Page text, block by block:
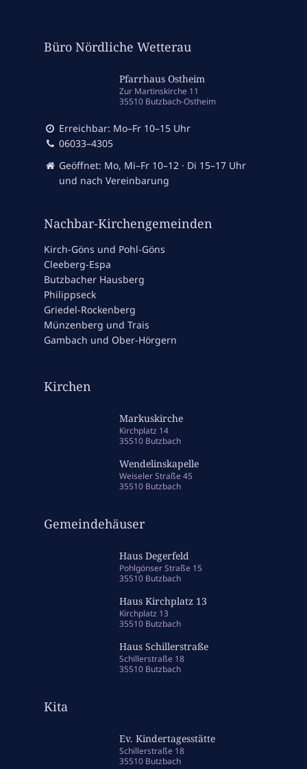
Büro Nördliche Wetterau
Pfarrhaus Ostheim
Zur Martinskirche 11
35510 Butzbach-Ostheim
Erreichbar: Mo–Fr 10–15 Uhr
06033–4305
Geöffnet: Mo, Mi–Fr 10–12 · Di 15–17 Uhr
und nach Vereinbarung
Nachbar-Kirchengemeinden
Kirch-Göns und Pohl-Göns
Cleeberg-Espa
Butzbacher Hausberg
Philippseck
Griedel-Rockenberg
Münzenberg und Trais
Gambach und Ober-Hörgern
Kirchen
Markuskirche
Kirchplatz 14
35510 Butzbach
Wendelinskapelle
Weiseler Straße 45
35510 Butzbach
Gemeindehäuser
Haus Degerfeld
Pohlgönser Straße 15
35510 Butzbach
Haus Kirchplatz 13
Kirchplatz 13
35510 Butzbach
Haus Schillerstraße
Schillerstraße 18
35510 Butzbach
Kita
Ev. Kindertagesstätte
Schillerstraße 18
35510 Butzbach